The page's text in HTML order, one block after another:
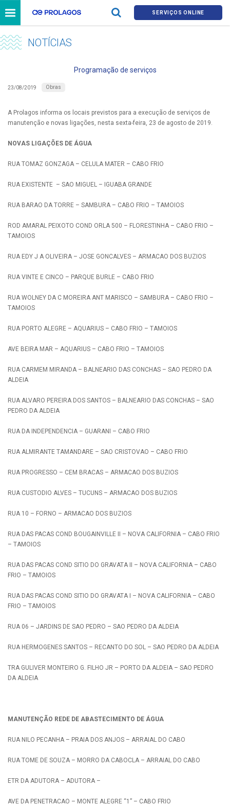
SERVIÇOS ONLINE
NOTÍCIAS
Programação de serviços
23/08/2019 Obras
A Prolagos informa os locais previstos para a execução de serviços de
manutenção e novas ligações, nesta sexta-feira, 23 de agosto de 2019.
NOVAS LIGAÇÕES DE ÁGUA
RUA TOMAZ GONZAGA – CELULA MATER – CABO FRIO
RUA EXISTENTE – SAO MIGUEL – IGUABA GRANDE
RUA BARAO DA TORRE – SAMBURA – CABO FRIO – TAMOIOS
ROD AMARAL PEIXOTO COND ORLA 500 – FLORESTINHA – CABO FRIO –
TAMOIOS
RUA EDY J A OLIVEIRA – JOSE GONCALVES – ARMACAO DOS BUZIOS
RUA VINTE E CINCO – PARQUE BURLE – CABO FRIO
RUA WOLNEY DA C MOREIRA ANT MARISCO – SAMBURA – CABO FRIO –
TAMOIOS
RUA PORTO ALEGRE – AQUARIUS – CABO FRIO – TAMOIOS
AVE BEIRA MAR – AQUARIUS – CABO FRIO – TAMOIOS
RUA CARMEM MIRANDA – BALNEARIO DAS CONCHAS – SAO PEDRO DA
ALDEIA
RUA ALVARO PEREIRA DOS SANTOS – BALNEARIO DAS CONCHAS – SAO
PEDRO DA ALDEIA
RUA DA INDEPENDENCIA – GUARANI – CABO FRIO
RUA ALMIRANTE TAMANDARE – SAO CRISTOVAO – CABO FRIO
RUA PROGRESSO – CEM BRACAS – ARMACAO DOS BUZIOS
RUA CUSTODIO ALVES – TUCUNS – ARMACAO DOS BUZIOS
RUA 10 – FORNO – ARMACAO DOS BUZIOS
RUA DAS PACAS COND BOUGAINVILLE II – NOVA CALIFORNIA – CABO FRIO
– TAMOIOS
RUA DAS PACAS COND SITIO DO GRAVATA II – NOVA CALIFORNIA – CABO
FRIO – TAMOIOS
RUA DAS PACAS COND SITIO DO GRAVATA I – NOVA CALIFORNIA – CABO
FRIO – TAMOIOS
RUA 06 – JARDINS DE SAO PEDRO – SAO PEDRO DA ALDEIA
RUA HERMOGENES SANTOS – RECANTO DO SOL – SAO PEDRO DA ALDEIA
TRA GULIVER MONTEIRO G. FILHO JR – PORTO DA ALDEIA – SAO PEDRO
DA ALDEIA
MANUTENÇÃO REDE DE ABASTECIMENTO DE ÁGUA
RUA NILO PECANHA – PRAIA DOS ANJOS – ARRAIAL DO CABO
RUA TOME DE SOUZA – MORRO DA CABOCLA – ARRAIAL DO CABO
ETR DA ADUTORA – ADUTORA –
AVE DA PENETRACAO – MONTE ALEGRE “1” – CABO FRIO